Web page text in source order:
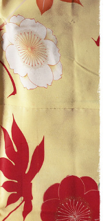
【モンステラ様専用・受注制作】立体型マスク ノーズワイヤー入り（白の晒し綿100％利用）
騰の中、手作りでお
出来る事を感謝して
達の前で元気になっ
とうございました。
レビューも大変
スクに変身すると
。でも、つくった